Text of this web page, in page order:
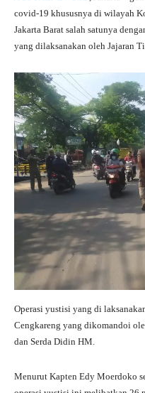
ts
A
pp
gr
a
m
covid-19 khususnya di wilayah
Jakarta Barat salah satunya
yang dilaksanakan oleh Jajaran
Operasi yustisi yang di
Cengkareng yang dikomandoi
dan Serda Didin HM.
Menurut Kapten Edy Moerdoko